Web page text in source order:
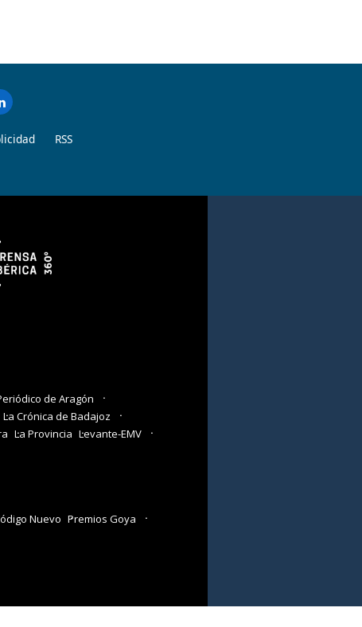
RSS
de Aragón
La Crónica de Badajoz
La Provincia Levante-EMV
Nuevo Premios Goya